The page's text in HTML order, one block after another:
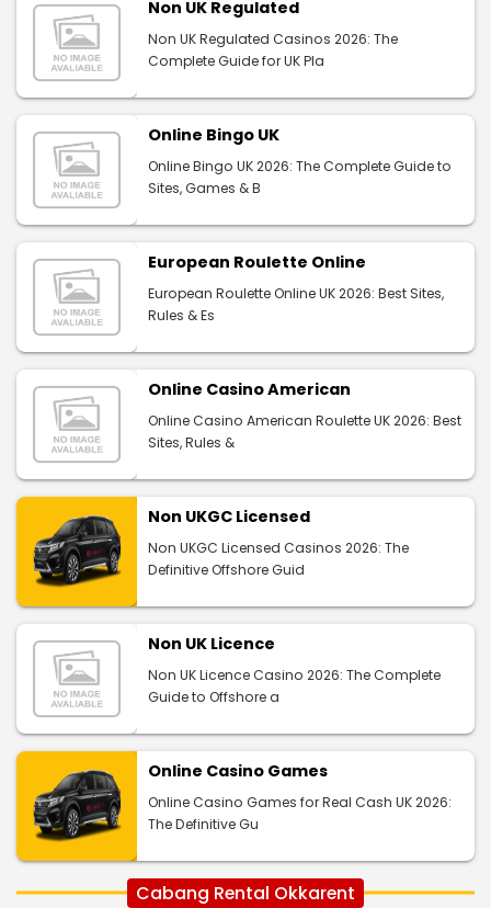
Non UK Regulated
Non UK Regulated Casinos 2026: The
Complete Guide for UK Pla
Online Bingo UK
Online Bingo UK 2026: The Complete Guide to
Sites, Games & B
European Roulette Online
European Roulette Online UK 2026: Best Sites,
Rules & Es
Online Casino American
Online Casino American Roulette UK 2026: Best
Sites, Rules &
Non UKGC Licensed
Non UKGC Licensed Casinos 2026: The
Definitive Offshore Guid
Non UK Licence
Non UK Licence Casino 2026: The Complete
Guide to Offshore a
Online Casino Games
Online Casino Games for Real Cash UK 2026:
The Definitive Gu
Cabang Rental Okkarent